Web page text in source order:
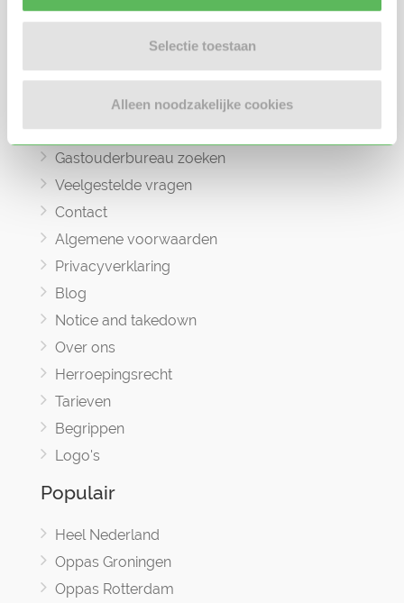
Selectie toestaan
Alleen noodzakelijke cookies
Oppas zoeken
Oppaswerk zoeken
Gastouder zoeken
Gastouderbureau zoeken
Veelgestelde vragen
Contact
Algemene voorwaarden
Privacyverklaring
Blog
Notice and takedown
Over ons
Herroepingsrecht
Tarieven
Begrippen
Logo's
Populair
Heel Nederland
Oppas Groningen
Oppas Rotterdam